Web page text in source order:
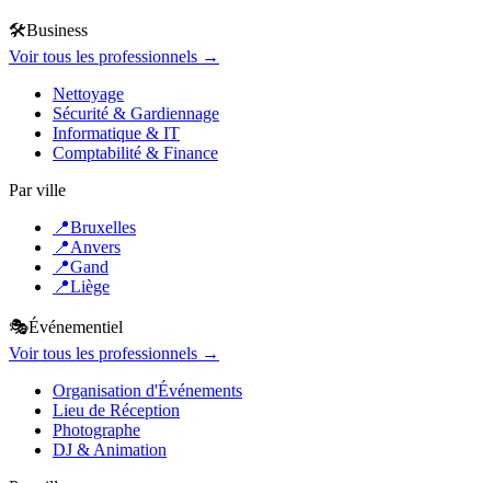
🛠️Business
Voir tous les professionnels →
Nettoyage
Sécurité & Gardiennage
Informatique & IT
Comptabilité & Finance
Par ville
📍Bruxelles
📍Anvers
📍Gand
📍Liège
🎭Événementiel
Voir tous les professionnels →
Organisation d'Événements
Lieu de Réception
Photographe
DJ & Animation